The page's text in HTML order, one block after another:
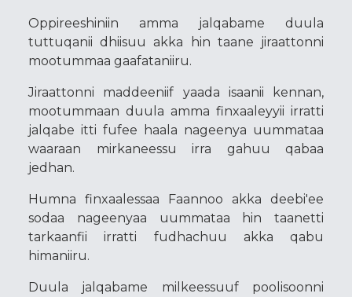
Oppireeshiniin amma jalqabame duula
tuttuqanii dhiisuu akka hin taane jiraattonni
mootummaa gaafataniiru.
Jiraattonni maddeeniif yaada isaanii kennan,
mootummaan duula amma finxaaleyyii irratti
jalqabe itti fufee haala nageenya uummataa
waaraan mirkaneessu irra gahuu qabaa
jedhan.
Humna finxaalessaa Faannoo akka deebi'ee
sodaa nageenyaa uummataa hin taanetti
tarkaanfii irratti fudhachuu akka qabu
himaniiru.
Duula jalqabame milkeessuuf poolisoonni